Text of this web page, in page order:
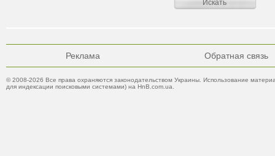
Реклама Обратная связь
© 2008-2026 Все права охраняются законодательством Украины. Использование
для индексации поисковыми системами) на HnB.com.ua.